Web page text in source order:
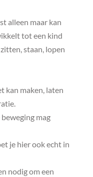
alleen maar kan
tot een kind
staan, lopen
kan maken, laten
mag
je hier ook echt in
nodig om een